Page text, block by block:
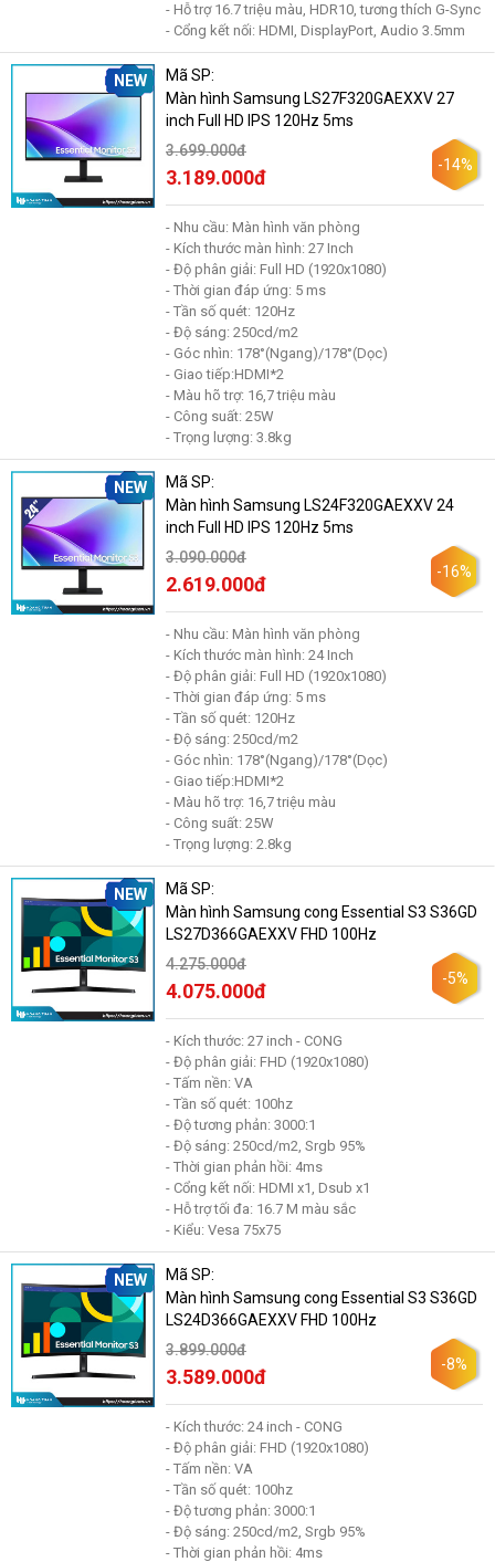
- Hỗ trợ 16.7 triệu màu, HDR10, tương thích G-Sync
- Cổng kết nối: HDMI, DisplayPort, Audio 3.5mm
NEW
Mã SP:
Màn hình Samsung LS27F320GAEXXV 27
inch Full HD IPS 120Hz 5ms
3.699.000đ
3.189.000đ
-14%
- Nhu cầu: Màn hình văn phòng
- Kích thước màn hình: 27 Inch
- Độ phân giải: Full HD (1920x1080)
- Thời gian đáp ứng: 5 ms
- Tần số quét: 120Hz
- Độ sáng: 250cd/m2
- Góc nhìn: 178°(Ngang)/178°(Dọc)
- Giao tiếp:HDMI*2
- Màu hõ trợ: 16,7 triệu màu
- Công suất: 25W
- Trọng lượng: 3.8kg
NEW
Mã SP:
Màn hình Samsung LS24F320GAEXXV 24
inch Full HD IPS 120Hz 5ms
3.090.000đ
2.619.000đ
-16%
- Nhu cầu: Màn hình văn phòng
- Kích thước màn hình: 24 Inch
- Độ phân giải: Full HD (1920x1080)
- Thời gian đáp ứng: 5 ms
- Tần số quét: 120Hz
- Độ sáng: 250cd/m2
- Góc nhìn: 178°(Ngang)/178°(Dọc)
- Giao tiếp:HDMI*2
- Màu hõ trợ: 16,7 triệu màu
- Công suất: 25W
- Trọng lượng: 2.8kg
NEW
Mã SP:
Màn hình Samsung cong Essential S3 S36GD
LS27D366GAEXXV FHD 100Hz
4.275.000đ
4.075.000đ
-5%
- Kích thước: 27 inch - CONG
- Độ phân giải: FHD (1920x1080)
- Tấm nền: VA
- Tần số quét: 100hz
- Độ tương phản: 3000:1
- Độ sáng: 250cd/m2, Srgb 95%
- Thời gian phản hồi: 4ms
- Cổng kết nối: HDMI x1, Dsub x1
- Hỗ trợ tối đa: 16.7 M màu sắc
- Kiểu: Vesa 75x75
NEW
Mã SP:
Màn hình Samsung cong Essential S3 S36GD
LS24D366GAEXXV FHD 100Hz
3.899.000đ
3.589.000đ
-8%
- Kích thước: 24 inch - CONG
- Độ phân giải: FHD (1920x1080)
- Tấm nền: VA
- Tần số quét: 100hz
- Độ tương phản: 3000:1
- Độ sáng: 250cd/m2, Srgb 95%
- Thời gian phản hồi: 4ms